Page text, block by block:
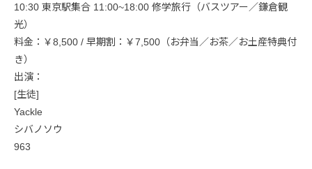
10:30 東京駅集合 11:00~18:00 修学旅行（バスツアー／鎌倉観
光）
料金：￥8,500 / 早期割：￥7,500（お弁当／お茶／お土産特典付
き）
出演：
[生徒]
Yackle
シバノソウ
963